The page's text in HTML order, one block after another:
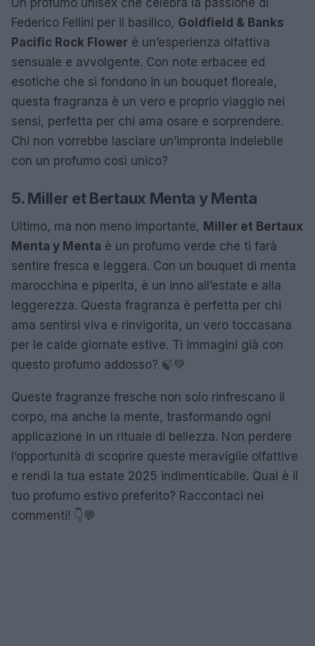
Federico Fellini per il basilico, Goldfield & Banks
Pacific Rock Flower è un’esperienza olfattiva
sensuale e avvolgente. Con note erbacee ed
esotiche che si fondono in un bouquet floreale,
questa fragranza è un vero e proprio viaggio nei
sensi, perfetta per chi ama osare e sorprendere.
Chi non vorrebbe lasciare un’impronta indelebile
con un profumo così unico?
5. Miller et Bertaux Menta y Menta
Ultimo, ma non meno importante, Miller et Bertaux
Menta y Menta è un profumo verde che ti farà
sentire fresca e leggera. Con un bouquet di menta
marocchina e piperita, è un inno all’estate e alla
leggerezza. Questa fragranza è perfetta per chi
ama sentirsi viva e rinvigorita, un vero toccasana
per le calde giornate estive. Ti immagini già con
questo profumo addosso? 🍃💚
Queste fragranze fresche non solo rinfrescano il
corpo, ma anche la mente, trasformando ogni
applicazione in un rituale di bellezza. Non perdere
l’opportunità di scoprire queste meraviglie olfattive
e rendi la tua estate 2025 indimenticabile. Qual è il
tuo profumo estivo preferito? Raccontaci nei
commenti! 👇💬